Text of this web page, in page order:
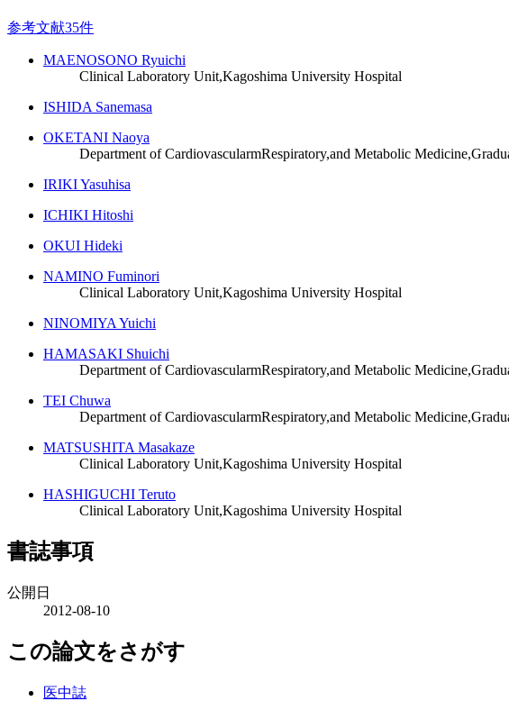
参考文献35件
MAENOSONO Ryuichi
Clinical Laboratory Unit,Kagoshima University Hospital
ISHIDA Sanemasa
OKETANI Naoya
Department of CardiovascularmRespiratory,and Metabolic
IRIKI Yasuhisa
ICHIKI Hitoshi
OKUI Hideki
NAMINO Fuminori
Clinical Laboratory Unit,Kagoshima University Hospital
NINOMIYA Yuichi
HAMASAKI Shuichi
Department of CardiovascularmRespiratory,and Metabolic
TEI Chuwa
Department of CardiovascularmRespiratory,and Metabolic
MATSUSHITA Masakaze
Clinical Laboratory Unit,Kagoshima University Hospital
HASHIGUCHI Teruto
Clinical Laboratory Unit,Kagoshima University Hospital
書誌事項
公開日
2012-08-10
この論文をさがす
医中誌